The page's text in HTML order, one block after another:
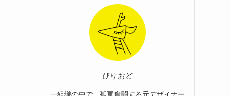
ぴりおど
一組織の中で、孤軍奮闘する元デザイナー